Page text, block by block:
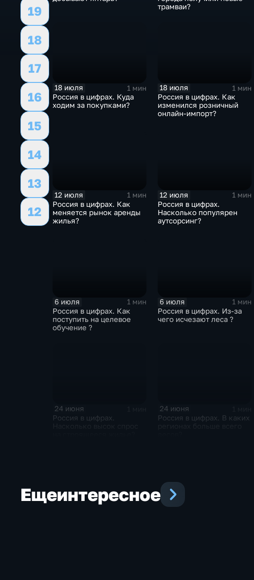
19
18
17
16
15
14
13
12
трамваи?
18 июля
1 мин
Россия в цифрах. Куда
ходим за покупками?
18 июля
1 мин
Россия в цифрах. Как
изменился розничный
онлайн-импорт?
12 июля
1 мин
Россия в цифрах. Как
меняется рынок аренды
жилья?
12 июля
1 мин
Россия в цифрах.
Насколько популярен
аутсорсинг?
6 июля
1 мин
Россия в цифрах. Как
поступить на целевое
обучение ?
6 июля
1 мин
Россия в цифрах. Из-за
чего исчезают леса ?
24 июня
Россия в цифрах.
24 июня
Россия в цифрах. В каких
Ещеинтересное